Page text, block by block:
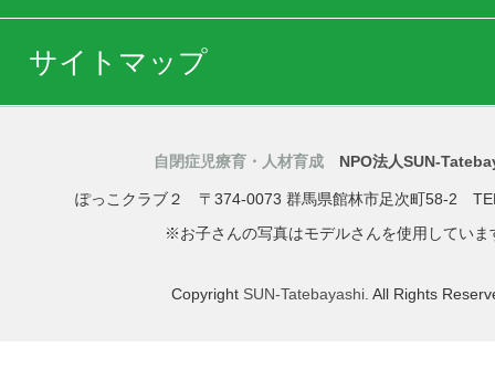
サイトマップ
自閉症児療育・人材育成 NPO法人SUN-
ぽっこクラブ２ 〒374-0073 群馬県館林市足次町58-2
※お子さんの写真はモデルさんを使用していま
Copyright SUN-Tatebayashi . All Rights